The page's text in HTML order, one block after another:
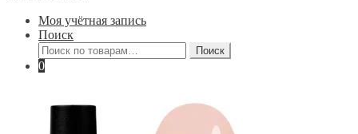
Моя учётная запись
Поиск
Искать:
Поиск
0